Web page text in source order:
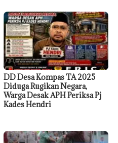
DD Desa Kompas TA 2025
Diduga Rugikan Negara,
Warga Desak APH Periksa Pj
Kades Hendri